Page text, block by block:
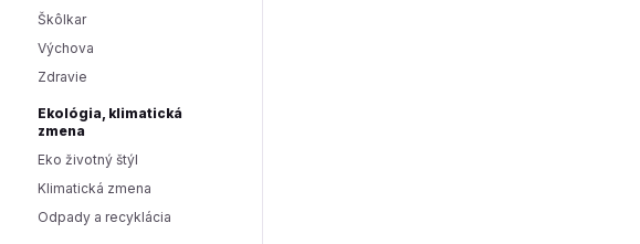
Škôlkar
Výchova
Zdravie
Ekológia, klimatická
zmena
Eko životný štýl
Klimatická zmena
Odpady a recyklácia